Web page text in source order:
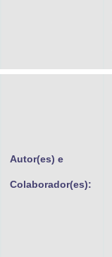
Autor(es) e
Colaborador(es):